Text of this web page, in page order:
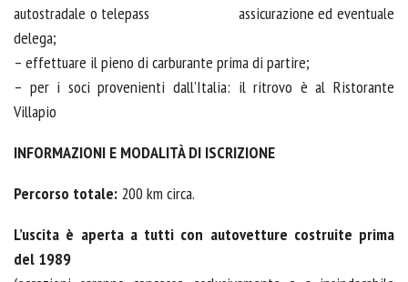
autostradale o telepass
assicurazione ed eventuale
delega;
– effettuare il pieno di carburante prima di partire;
– per i soci provenienti dall’Italia: il ritrovo è al Ristorante
Villapio
INFORMAZIONI E MODALITÀ DI ISCRIZIONE
Percorso totale: 200 km circa.
L’uscita è aperta a tutti con autovetture costruite prima
del 1989